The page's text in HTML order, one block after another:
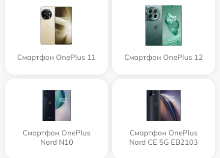
Смартфон OnePlus 11 Смартфон OnePlus 12
Смартфон OnePlus
Nord N10
Смартфон OnePlus
Nord CE 5G EB2103